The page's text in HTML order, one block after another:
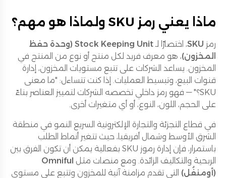
ماذا يعني رمز SKU ولماذا هو مهم؟
رمز SKU، اختصارًا لـ
Stock Keeping Unit (وحدة حفظ
المخزون)، هو معرف فريد لكل منتج أو نوع من المنتج في
المخزون. يساعد الشركات على تتبع مستويات المخزون، إدارة
قنوات البيع، وتبسيط العمليات. إذا كنت تتساءل: "ما معنى
SKU؟" — فهو رمز داخلي تخصصه الشركات لتمييز العناصر بناءً
على الحجم، اللون، النوع، أو أي متغيرات أخرى.
في قطاع التجزئة والتجارة الإلكترونية السريع النمو في منطقة
الشرق الأوسط وشمال أفريقيا، حيث تتغير أنماط الطلب
باستمرار، فإن إدارة رموز SKU بفعالية يمكن أن تكون الفرق بين
الربحية والتكاليف الزائدة. ومع منصات مثل Omniful
(أومنفُل) التي تقدم مزامنة آنية للمخزون وتتبع على مستوى